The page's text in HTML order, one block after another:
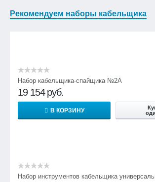
Рекомендуем наборы кабельщика
Набор кабельщика-спайщика №2А
19 154 руб.
В КОРЗИНУ
Набор инструментов кабельщика